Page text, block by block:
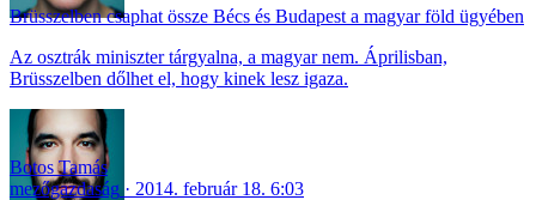
Brüsszelben csaphat össze Bécs és Budapest a magyar föld ügyében
Az osztrák miniszter tárgyalna, a magyar nem. Áprilisban,
Brüsszelben dőlhet el, hogy kinek lesz igaza.
Botos Tamás
mezőgazdaság
2014. február 18. 6:03